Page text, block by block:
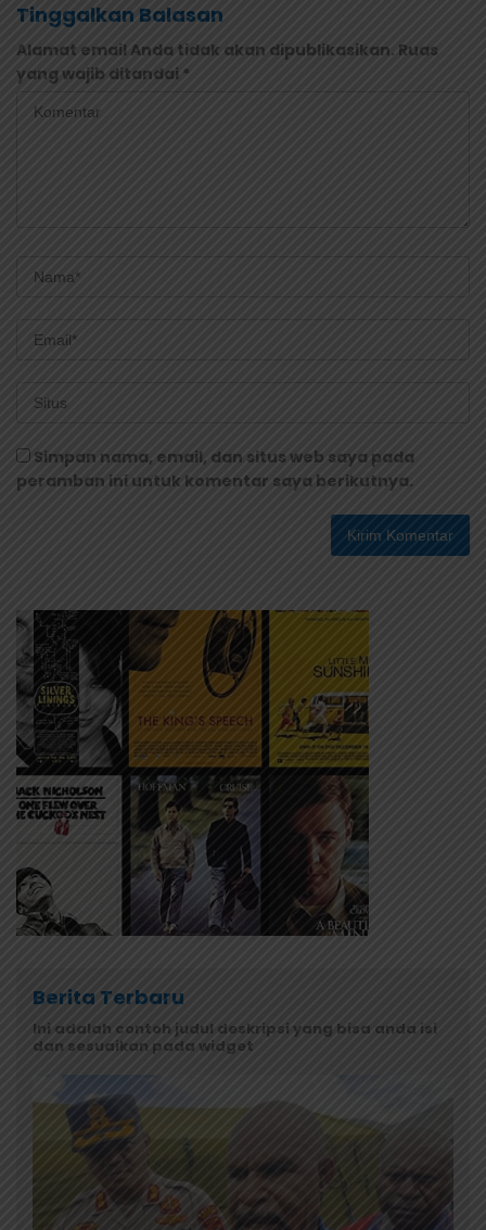
Tinggalkan Balasan
Alamat email Anda tidak akan dipublikasikan. Ruas
yang wajib ditandai *
Simpan nama, email, dan situs web saya pada
peramban ini untuk komentar saya berikutnya.
Berita Terbaru
Ini adalah contoh judul deskripsi yang bisa anda isi
dan sesuaikan pada widget